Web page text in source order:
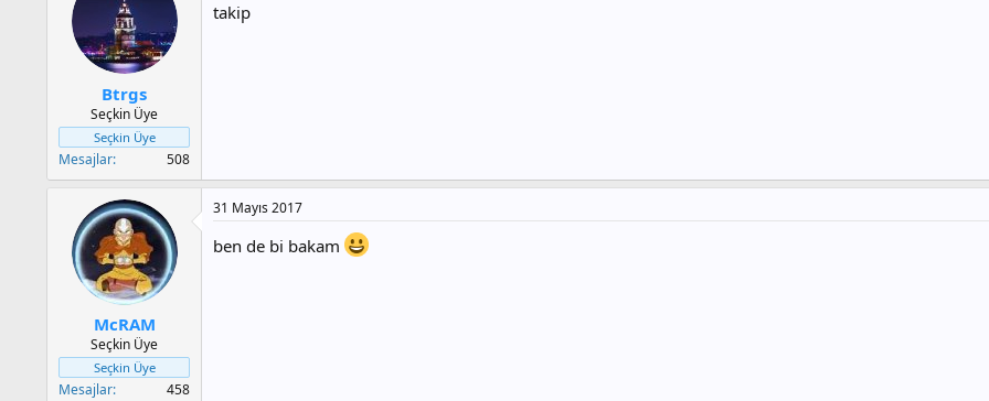
Btrgs
Seçkin Üye
Seçkin Üye
Mesajlar 508
takip
McRAM
Seçkin Üye
Seçkin Üye
Mesajlar 458
31 Mayıs 2017
ben de bi bakam